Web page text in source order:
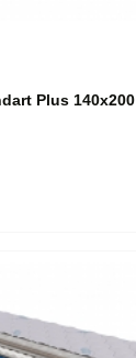
Plus 140x200